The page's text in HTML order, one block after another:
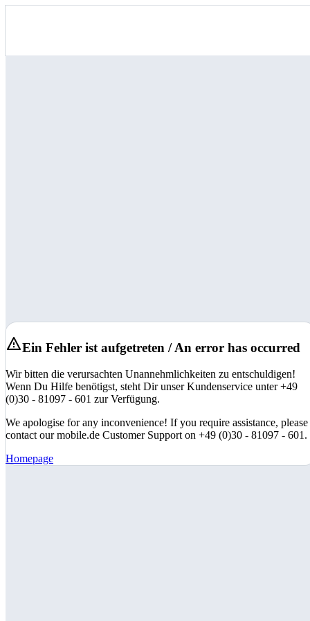
Ein Fehler ist aufgetreten / An error has occurred
Wir bitten die verursachten Unannehmlichkeiten zu entschuldigen!
Wenn Du Hilfe benötigst, steht Dir unser Kundenservice unter +49
(0)30 - 81097 - 601 zur Verfügung.
We apologise for any inconvenience! If you require assistance, please
contact our mobile.de Customer Support on +49 (0)30 - 81097 - 601.
Homepage